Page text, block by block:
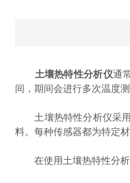
土壤热特性分析仪通
间，期间会进行多次温度
土壤热特性分析仪采用
料。每种传感器都为特定
在使用土壤热特性分析